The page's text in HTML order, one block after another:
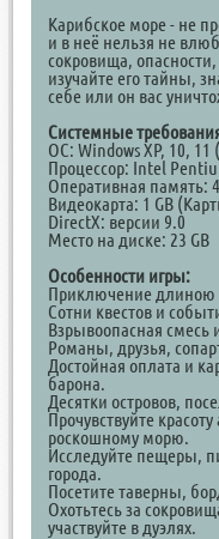
Карибское море - не
и в неё нельзя не
сокровища,
изучайте его тайны,
себе или он вас
Системные
ОС: Windows XP, 10, 11
Процессор: Intel
Оперативная память:
Видеокарта: 1 GB
DirectX: версии 9.0
Место на диске: 23 GB
Особенности игры:
Приключение длиною
Сотни квестов и
Взрывоопасная смесь
Романы, друзья,
Достойная оплата и
барона.
Десятки островов,
Прочувствуйте
роскошному морю.
Исследуйте пещеры,
города.
Посетите таверны,
Охотьтесь за
участвуйте в дуэлях.